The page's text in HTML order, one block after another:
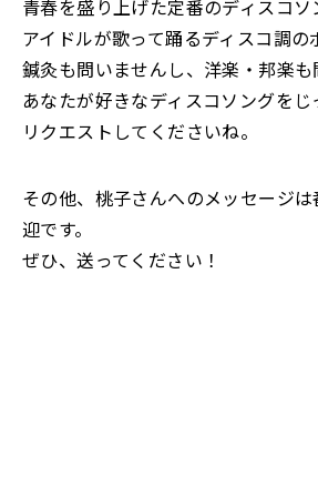
青春を盛り上げた定番のディスコソ
アイドルが歌って踊るディスコ調の
鍼灸も問いませんし、洋楽・邦楽も
あなたが好きなディスコソングをじ
リクエストしてくださいね。
その他、桃子さんへのメッセージ
迎です。
ぜひ、送ってください！